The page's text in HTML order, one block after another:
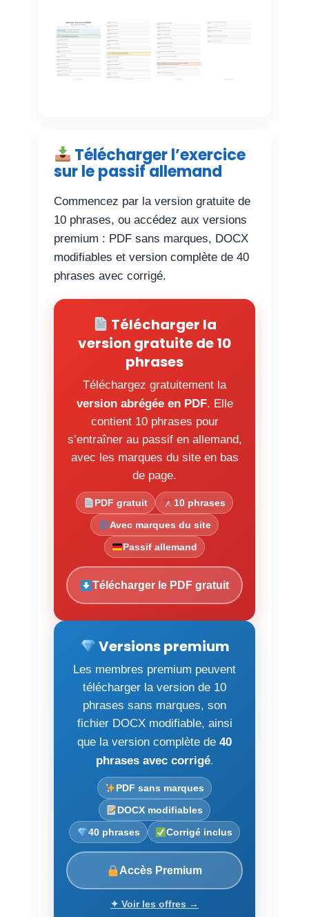
Télécharger l’exercice
sur le passif allemand
Commencez par la version gratuite de
10 phrases, ou accédez aux versions
premium : PDF sans marques, DOCX
modifiables et version complète de 40
phrases avec corrigé.
Télécharger la
version gratuite de 10
phrases
Téléchargez gratuitement la
version abrégée en PDF. Elle
contient 10 phrases pour
s’entraîner au passif en allemand,
avec les marques du site en bas
de page.
PDF gratuit
10 phrases
Avec marques du site
Passif allemand
Télécharger le PDF gratuit
Versions premium
Les membres premium peuvent
télécharger la version de 10
phrases sans marques, son
fichier DOCX modifiable, ainsi
que la version complète de 40
phrases avec corrigé.
PDF sans marques
DOCX modifiables
40 phrases
Corrigé inclus
Accès Premium
✦ Voir les offres →